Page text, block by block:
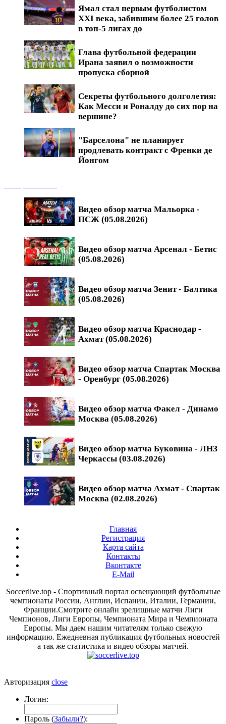
Ямал стал первым футболистом
XXI века, забившим более 25 голов
в топ-5 лигах до
Глава футбольной федерации
Ирана заявил о возможности
пропуска сборной
Секреты футбольного долголетия:
Как Месси и Роналду до сих пор на
вершине?
"Барселона" не планирует
продлевать контракт с Френки де
Йонгом
Видео обзор матча Мальорка -
ПСЖ (05.08.2026)
Видео обзор матча Арсенал - Бетис
(05.08.2026)
Видео обзор матча Зенит - Балтика
(05.08.2026)
Видео обзор матча Краснодар -
Ахмат (05.08.2026)
Видео обзор матча Спартак Москва
- Оренбург (05.08.2026)
Видео обзор матча Факел - Динамо
Москва (05.08.2026)
Видео обзор матча Буковина - ЛНЗ
Черкассы (03.08.2026)
Видео обзор матча Ахмат - Спартак
Москва (02.08.2026)
Главная
Регистрация
Карта сайта
Контакты
Вконтакте
E-Mail
Soccerlive.top - Спортивный портал освещающий футбольные
чемпионаты России, Англии, Испании, Италии, Германии,
Франции.Смотрите онлайн зрелищные матчи Лиги
Чемпионов, Лиги Европы, Чемпионата Мира и Чемпионата
Европы. Мы даем нашим читателям только свежую
информацию. Ежедневная публикация футбольных новостей
а так же статистика и видео обзоры матчей.
Авторизация close
Логин:
Пароль (Забыли?):